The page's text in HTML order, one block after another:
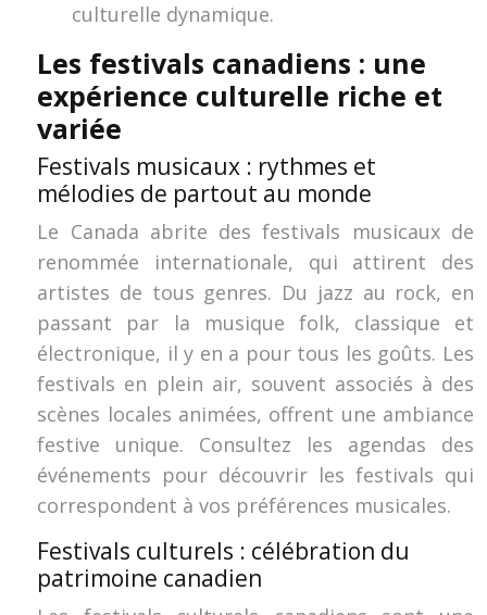
culturelle dynamique.
Les festivals canadiens : une
expérience culturelle riche et
variée
Festivals musicaux : rythmes et
mélodies de partout au monde
Le Canada abrite des festivals musicaux de
renommée internationale, qui attirent des
artistes de tous genres. Du jazz au rock, en
passant par la musique folk, classique et
électronique, il y en a pour tous les goûts. Les
festivals en plein air, souvent associés à des
scènes locales animées, offrent une ambiance
festive unique. Consultez les agendas des
événements pour découvrir les festivals qui
correspondent à vos préférences musicales.
Festivals culturels : célébration du
patrimoine canadien